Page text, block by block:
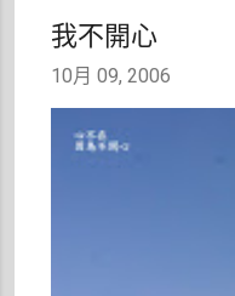
我不開心
10月 09, 2006